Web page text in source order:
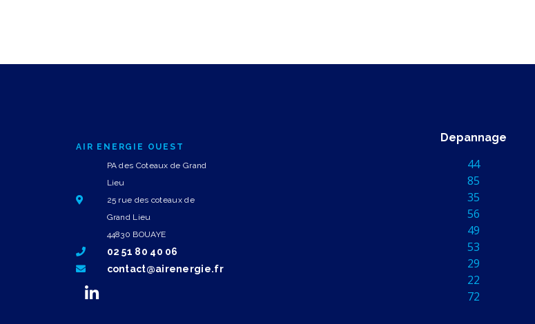
AIR ENERGIE OUEST
PA des Coteaux de Grand
Lieu
25 rue des coteaux de
Grand Lieu
44830 BOUAYE
02 51 80 40 06
contact@airenergie.fr
Depannage
44
85
35
56
49
53
29
22
72